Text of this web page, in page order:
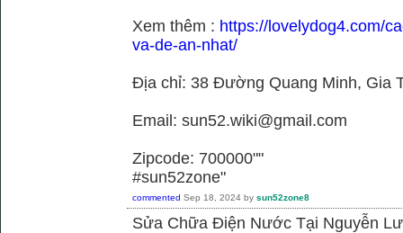
Xem thêm : https://lovelydog4.com/
va-de-an-nhat/
Địa chỉ: 38 Đường Quang Minh, Gia
Email: sun52.wiki@gmail.com
Zipcode: 700000""
#sun52zone"
commented Sep 18, 2024 by sun52zone8
Sửa Chữa Điện Nước Tại Nguyễn